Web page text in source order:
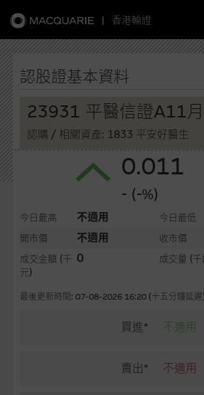
| 香港輪證
主頁
牛熊證
認股證基本資料
23931 平醫信證A11
認購 / 相關資產: 1833 平安好醫生
0.011
- (-%)
今日最高 不適用 今日最低
開市價 不適用 收市價
成交金額 (千
元)
0 成交量 (
最後更新時間: 07-08-2026 16:20 (十五分鐘延遲)
買進* 不適用
賣出* 不適用